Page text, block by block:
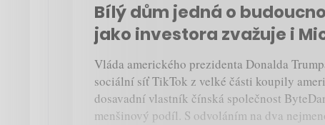
Bílý dům jedná o
jako investora zvažuje i
Vláda amerického prezidenta Donalda
sociální síť TikTok z velké části koupily
dosavadní vlastník čínská společnost
menšinový podíl. S odvoláním na dva